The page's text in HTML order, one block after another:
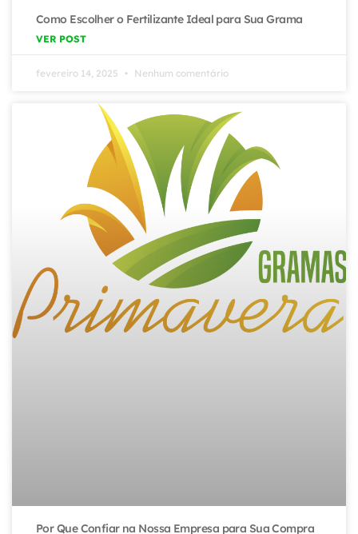
Como Escolher o Fertilizante Ideal para Sua Grama
VER POST
fevereiro 14, 2025 Nenhum comentário
Por Que Confiar na Nossa Empresa para Sua Compra